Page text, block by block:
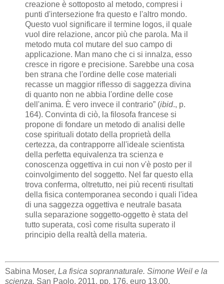
creazione è sottoposto al metodo, compresi i
punti d'intersezione fra questo e l'altro mondo.
Questo vuol significare il termine logos, il quale
vuol dire relazione, ancor più che parola. Ma il
metodo muta col mutare del suo campo di
applicazione. Man mano che ci si innalza, esso
cresce in rigore e precisione. Sarebbe una cosa
ben strana che l'ordine delle cose materiali
recasse un maggior riflesso di saggezza divina
di quanto non ne abbia l'ordine delle cose
dell'anima. È vero invece il contrario” (ibid., p.
164). Convinta di ciò, la filosofa francese si
propone di fondare un metodo di analisi delle
cose spirituali dotato della proprietà della
certezza, da contrapporre all'ideale scientista
della perfetta equivalenza tra scienza e
conoscenza oggettiva in cui non v'è posto per il
coinvolgimento del soggetto. Nel far questo ella
trova conferma, oltretutto, nei più recenti risultati
della fisica contemporanea secondo i quali l'idea
di una saggezza oggettiva e neutrale basata
sulla separazione soggetto-oggetto è stata del
tutto superata, così come risulta superato il
principio della realtà della materia.
Sabina Moser, La fisica soprannaturale. Simone Weil e la
scienza, San Paolo, 2011, pp. 176, euro 13,00.